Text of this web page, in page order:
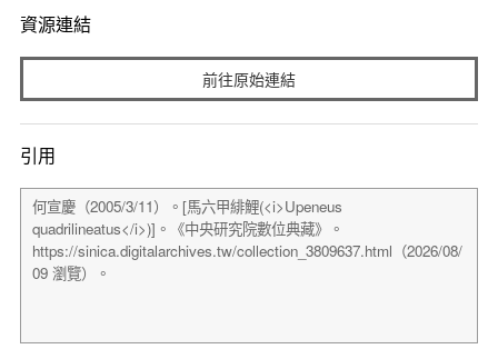
資源連結
前往原始連結
引用